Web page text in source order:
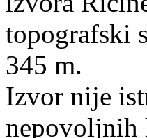
topografski
345 m.
Izvor nije
nepovoljnih